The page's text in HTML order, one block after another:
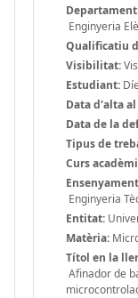
Enginyeria
Qualificatiu
Visibilitat:
Estudiant:
Data d'alta
Data de la
Tipus de
Curs
Enginyeria
Entitat:
Matèria:
Títol en la
Afinador de